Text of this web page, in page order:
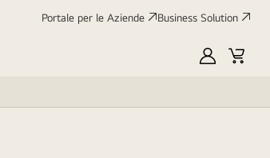
Portale per le Aziende Business Solution
My
Cart